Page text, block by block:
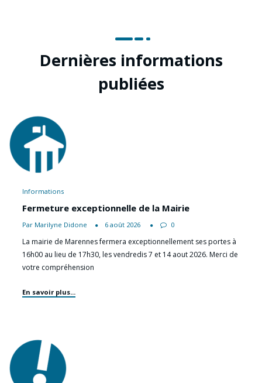
Dernières informations
publiées
Informations
Fermeture exceptionnelle de la Mairie
Par Marilyne Didone 6 août 2026 0
La mairie de Marennes fermera exceptionnellement ses portes à
16h00 au lieu de 17h30, les vendredis 7 et 14 aout 2026. Merci de
votre compréhension
En savoir plus...